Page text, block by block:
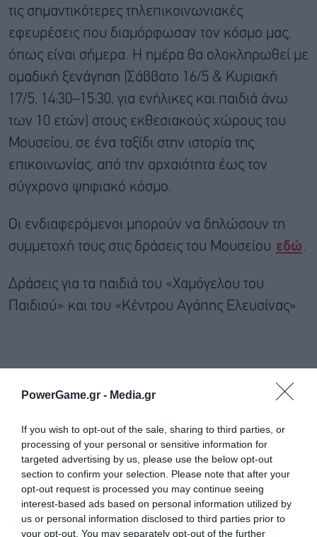
PowerGame.gr - Media.gr
If you wish to opt-out of the sale, sharing to third parties, or
processing of your personal or sensitive information for
targeted advertising by us, please use the below opt-out
section to confirm your selection. Please note that after your
opt-out request is processed you may continue seeing
interest-based ads based on personal information utilized by
us or personal information disclosed to third parties prior to
your opt-out. You may separately opt-out of the further
τις σημαντικότερες τηλεπικοινωνιακές
εφευρέσεις που διαμόρφωσαν τον κόσμο μας,
όπως είναι σήμερα. Η ημέρα θα ολοκληρωθεί με
ομαδική ξενάγηση (Σάββατο 16/5 & Κυριακή
17/5, 14:30–15:30, για ενήλικες και παιδιά άνω
των 10 ετών) στους εκθεσιακούς χώρους του
Μουσείου, σε ένα ταξίδι στην ιστορία της
επικοινωνίας, από την αρχαιότητα έως τον
σύγχρονο ψηφιακό κόσμο.
Οι ενδιαφερόμενοι μπορούν να δηλώσουν τη
συμμετοχή τους στις δράσεις του Μουσείου εδώ .
Δράσεις για τα παιδιά του «Χαμόγελου του
Παιδιού» και του «Κέντρου Αγάπης Ελευσίνας»
Το Μουσείο Τηλεπικοινωνιών Ομίλου ΟΤΕ